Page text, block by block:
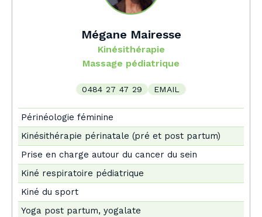
Mégane Mairesse
Kinésithérapie
Massage pédiatrique
0484 27 47 29 EMAIL
Périnéologie féminine
Kinésithérapie périnatale (pré et post partum)
Prise en charge autour du cancer du sein
Kiné respiratoire pédiatrique
Kiné du sport
Yoga post partum, yogalate